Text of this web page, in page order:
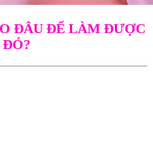
ĐÂU ĐỂ LÀM ĐƯỢC